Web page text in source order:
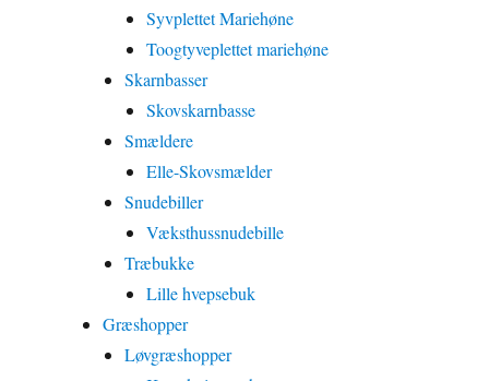
Syvplettet Mariehøne
Toogtyveplettet mariehøne
Skarnbasser
Skovskarnbasse
Smældere
Elle-Skovsmælder
Snudebiller
Væksthussnudebille
Træbukke
Lille hvepsebuk
Græshopper
Løvgræshopper